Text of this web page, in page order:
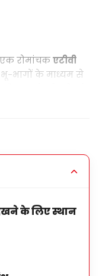
रोमांचक एटीवी
भू-भागों के माध्यम से
यह टूर साहसिकता
है जो क्षेत्र को
हैं।
चट्टान
के लिए स्थान